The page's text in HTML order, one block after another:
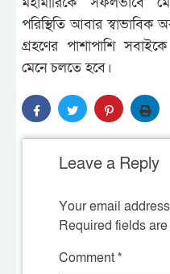
পরিস্থিতি আবার
গ্রহণের পাশাপাশি সবাইকে
মেনে চলতে হবে।
Leave a Reply
Your email
Required fields
Comment*